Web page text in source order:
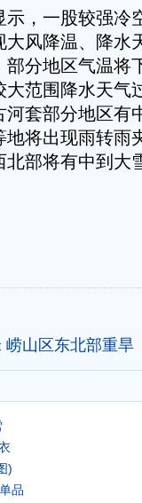
，一股较强冷
风降温、降水
部分地区气温将
范围降水天气
套部分地区有
将出现雨转雨
部将有中到大
崂山区东北部重旱
)
品